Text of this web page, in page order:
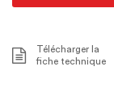
Télécharger la
fiche technique